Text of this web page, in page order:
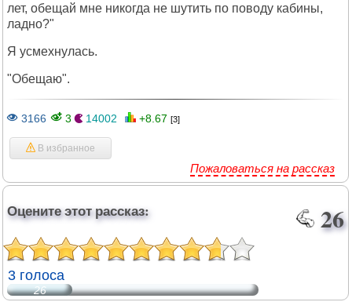
лет, обещай мне никогда не шутить по поводу кабины,
ладно?"
Я усмехнулась.
"Обещаю".
3166 3 14002 +8.67 [3]
В избранное
Пожаловаться на рассказ
Оцените этот рассказ: 26
3 голоса
26